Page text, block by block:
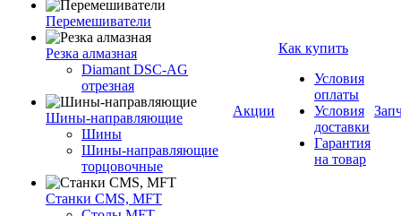
Перемешиватели
Резка алмазная
Diamant DSC-AG
отрезная
Шины-направляющие
Шины
Шины-направляющие
торцовочные
Станки CMS, MFT
Акции
Как купить
Условия
оплаты
Условия
доставки
Гарантия
на товар